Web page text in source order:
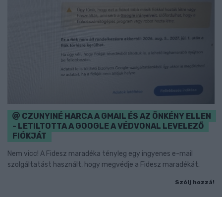
CZUNYINÉ HARCA A GMAIL ÉS AZ ÖNKÉNY ELLEN
- LETILTOTTA A GOOGLE A VÉDVONAL LEVELEZŐ
FIÓKJÁT
Nem vicc! A Fidesz maradéka tényleg egy ingyenes e-mail
szolgáltatást használt, hogy megvédje a Fidesz maradékát.
Szólj hozzá!